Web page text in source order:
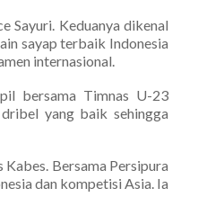
Sayuri. Keduanya dikenal
sayap terbaik Indonesia
internasional.
bersama Timnas U-23
yang baik sehingga
Bersama Persipura
dan kompetisi Asia. Ia